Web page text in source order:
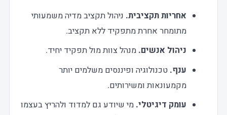
אחריות תקציבית. ניהול תקציב מדיה משמעותי
מתומחר אחרת מתפקיד ללא תקציב.
ניהול אנשים. מנהל צוות מול תפקיד יחיד.
ענף. טכנולוגיה ופיננסים משלמים יותר
מקמעונאות ומשירותים.
עומק דיגיטלי. מי שיודע גם למדוד ולהריץ בעצמו